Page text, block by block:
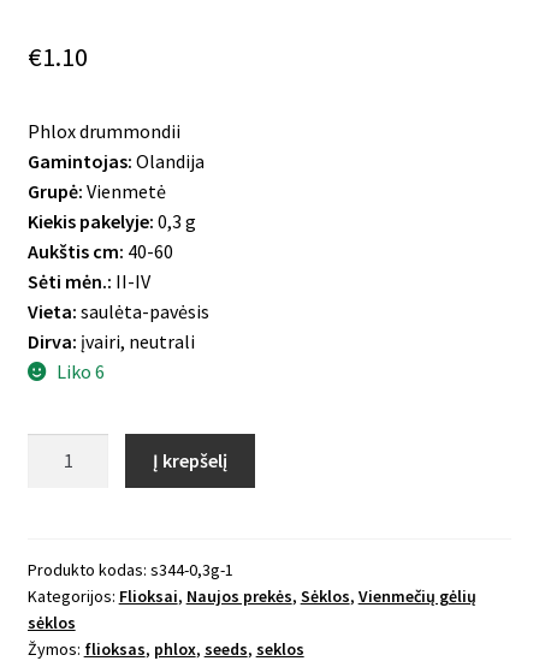
€1.10
Phlox drummondii
Gamintojas: Olandija
Grupė: Vienmetė
Kiekis pakelyje: 0,3 g
Aukštis cm: 40-60
Sėti mėn.: II-IV
Vieta: saulėta-pavėsis
Dirva: įvairi, neutrali
Liko 6
flioksas
Starry
Eyes
Į krepšelį
Produkto kodas: s344-0,3g-1
Kategorijos: Flioksai, Naujos prekės, Sėklos, Vienmečių gėlių
sėklos
Žymos: flioksas, phlox, seeds, seklos